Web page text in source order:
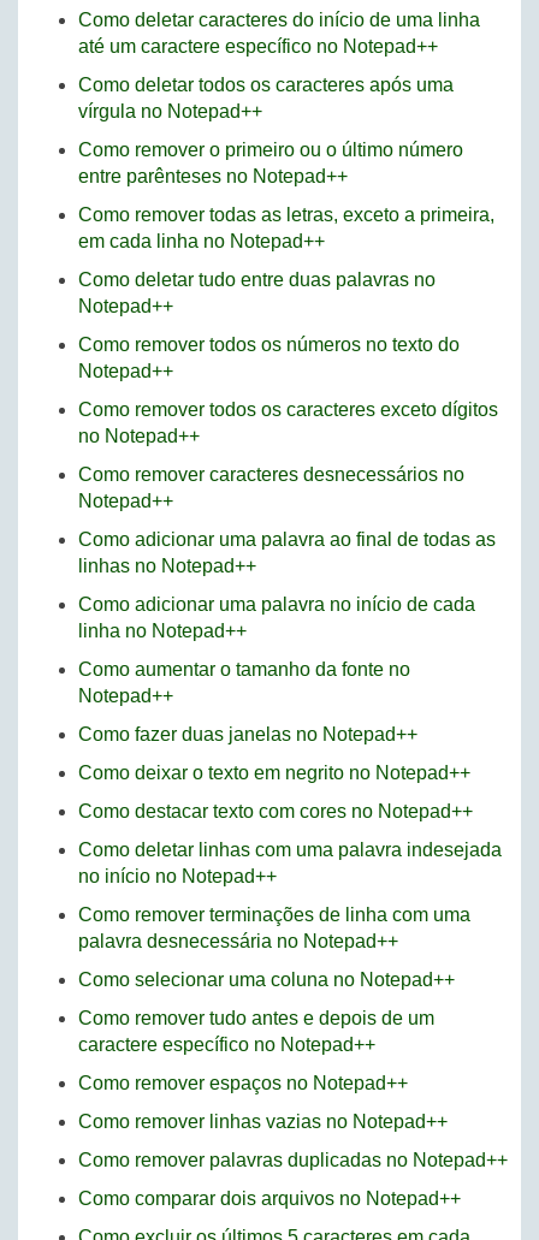
Como deletar caracteres do início de uma linha
até um caractere específico no Notepad++
Como deletar todos os caracteres após uma
vírgula no Notepad++
Como remover o primeiro ou o último número
entre parênteses no Notepad++
Como remover todas as letras, exceto a primeira,
em cada linha no Notepad++
Como deletar tudo entre duas palavras no
Notepad++
Como remover todos os números no texto do
Notepad++
Como remover todos os caracteres exceto dígitos
no Notepad++
Como remover caracteres desnecessários no
Notepad++
Como adicionar uma palavra ao final de todas as
linhas no Notepad++
Como adicionar uma palavra no início de cada
linha no Notepad++
Como aumentar o tamanho da fonte no
Notepad++
Como fazer duas janelas no Notepad++
Como deixar o texto em negrito no Notepad++
Como destacar texto com cores no Notepad++
Como deletar linhas com uma palavra indesejada
no início no Notepad++
Como remover terminações de linha com uma
palavra desnecessária no Notepad++
Como selecionar uma coluna no Notepad++
Como remover tudo antes e depois de um
caractere específico no Notepad++
Como remover espaços no Notepad++
Como remover linhas vazias no Notepad++
Como remover palavras duplicadas no Notepad++
Como comparar dois arquivos no Notepad++